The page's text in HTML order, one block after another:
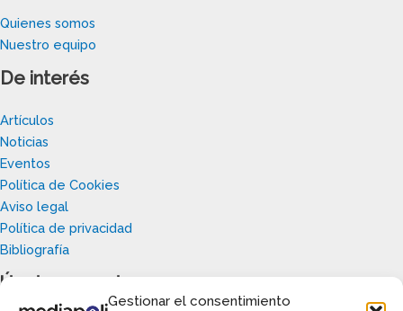
Gestionar el consentimiento
Quienes somos
Nuestro equipo
De interés
Artículos
Noticias
Eventos
Política de Cookies
Aviso legal
Política de privacidad
Bibliografía
Únete a nosotros